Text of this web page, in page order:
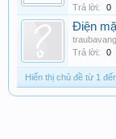
Trả lời:
0
Điện
Trả lời:
0
Hiển thị chủ đề từ 1